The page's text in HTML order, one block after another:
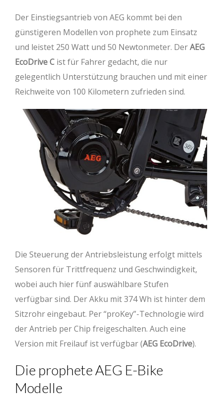
Der Einstiegsantrieb von AEG kommt bei den
günstigeren Modellen von prophete zum Einsatz
und leistet 250 Watt und 50 Newtonmeter. DerAEG
EcoDrive C ist für Fahrer gedacht, die nur
gelegentlich Unterstützung brauchen und mit einer
Reichweite von 100 Kilometern zufrieden sind.
Die Steuerung der Antriebsleistung erfolgt mittels
Sensoren für Trittfrequenz und Geschwindigkeit,
wobei auch hier fünf auswählbare Stufen
verfügbar sind. Der Akku mit 374 Wh ist hinter dem
Sitzrohr eingebaut. Per “proKey”-Technologie wird
der Antrieb per Chip freigeschalten. Auch eine
Version mit Freilauf ist verfügbar (AEG EcoDrive).
Die prophete AEG E-Bike
Modelle